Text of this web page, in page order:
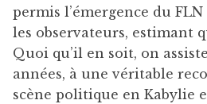
permis l’émergence du
les observateurs, estimant
Quoi qu’il en soit, on
années, à une véritable
scène politique en Kabylie